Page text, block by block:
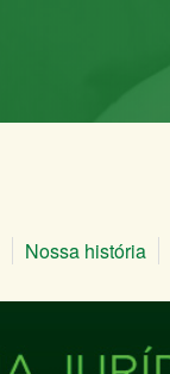
Nossa história